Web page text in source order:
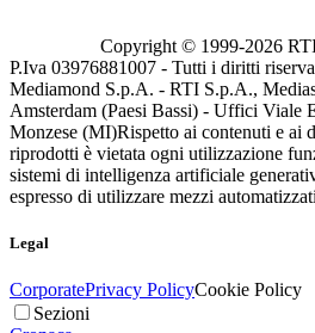
Copyright © 1999-2026
P.Iva 03976881007 - Tutti i diritti
Mediamond S.p.A. - RTI S.p.A.,
Amsterdam (Paesi Bassi) - Uffici Viale
Monzese (MI)Rispetto ai contenuti e ai
riprodotti è vietata ogni utilizzazione
sistemi di intelligenza artificiale
espresso di utilizzare mezzi
Legal
CorporatePrivacy PolicyCookie Policy
Sezioni